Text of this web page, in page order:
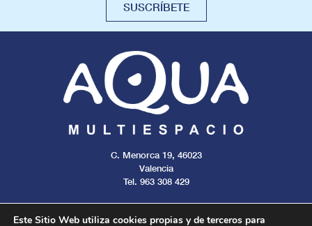
SUSCRÍBETE
C. Menorca 19, 46023
Valencia
Tel. 963 308 429
Este Sitio Web utiliza cookies propias y de terceros para